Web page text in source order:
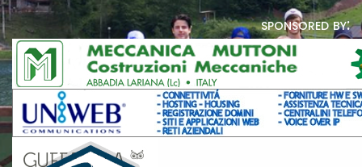
sponsored by: